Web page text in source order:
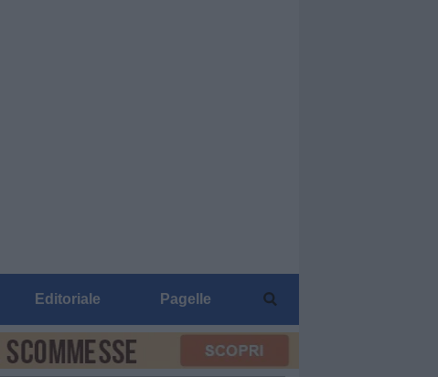
Editoriale Pagelle